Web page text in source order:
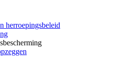
herroepingsbeleid